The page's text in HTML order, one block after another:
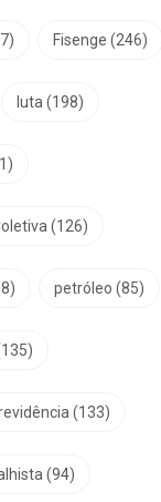
Fisenge (246)
luta (198)
(126)
petróleo (85)
(133)
(94)